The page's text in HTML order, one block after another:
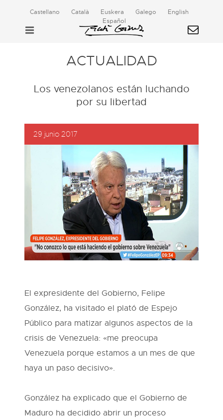
Castellano Català Euskera Galego
English
Español
ACTUALIDAD
Los venezolanos están luchando
por su libertad
29 junio 2017
El expresidente del Gobierno, Felipe
González, ha visitado el plató de Espejo
Público para matizar algunos aspectos de la
crisis de Venezuela: «me preocupa
Venezuela porque estamos a un mes de que
haya un paso decisivo».
González ha explicado que el Gobierno de
Maduro ha decidido abrir un proceso